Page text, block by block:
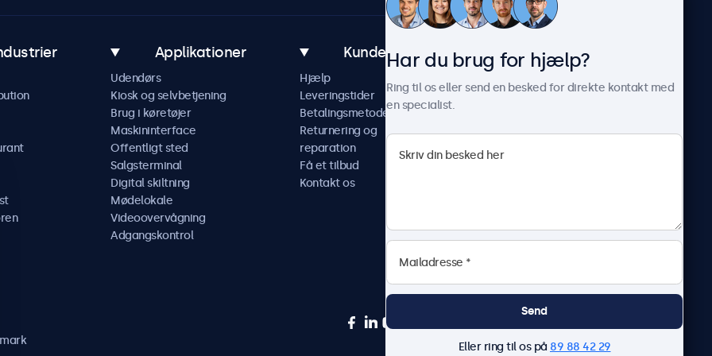
Applikationer
Udendørs
Kiosk og selvbetjening
Brug i køretøjer
Maskininterface
Offentligt sted
Salgsterminal
Digital skiltning
Mødelokale
Videoovervågning
Adgangskontrol
Kundeservice
Hjælp
Leveringstider
Betalingsmetoder
Returnering og
reparation
Få et tilbud
Kontakt os
Om Beetronics
Nyheder og opdateringer
Arbejd hos os
Har du brug for hjælp?
Ring til os eller send en besked for direkte kontakt med
en specialist.
Send
Eller ring til os på 89 88 42 29